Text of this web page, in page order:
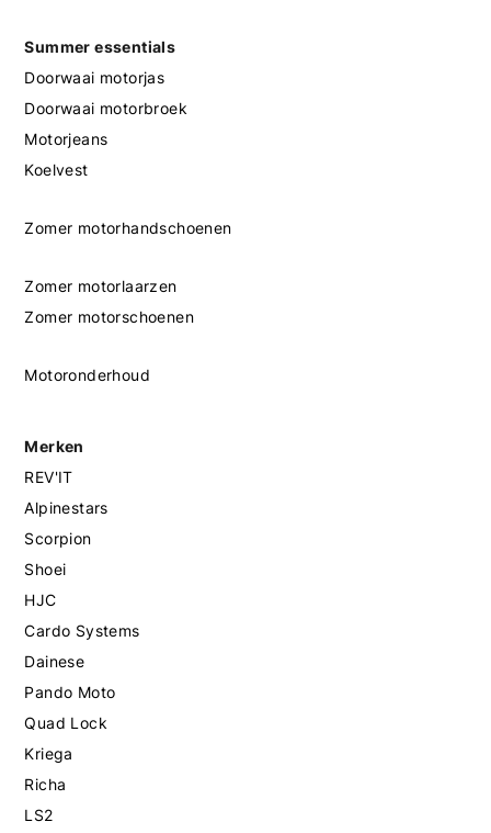
Summer essentials
Doorwaai motorjas
Doorwaai motorbroek
Motorjeans
Koelvest
Zomer motorhandschoenen
Zomer motorlaarzen
Zomer motorschoenen
Motoronderhoud
Merken
REV'IT
Alpinestars
Scorpion
Shoei
HJC
Cardo Systems
Dainese
Pando Moto
Quad Lock
Kriega
Richa
LS2